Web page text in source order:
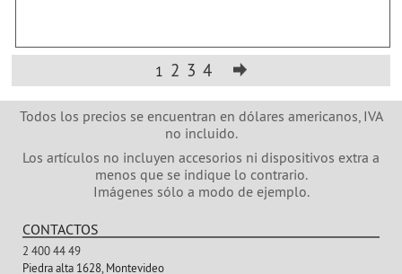
1 2 3 4
Todos los precios se encuentran en dólares americanos, IVA
no incluido.
Los artículos no incluyen accesorios ni dispositivos extra a
menos que se indique lo contrario.
Imágenes sólo a modo de ejemplo.
CONTACTOS
2 400 44 49
Piedra alta 1628, Montevideo